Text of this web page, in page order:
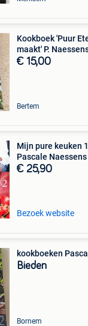
Kookboek 'Puur
maakt' P.
€ 15,00
Bertem
Mijn pure keuken
Pascale Naessens
€ 25,90
Bezoek website
kookboeken
Bieden
Bornem